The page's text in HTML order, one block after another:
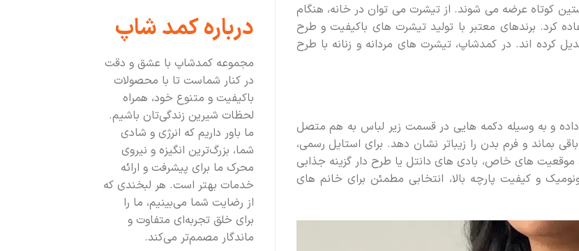
کوتاه عرضه می شوند. از تیشرت می توان در خانه، هنگام
کرد. برندهای معتبر با تولید تیشرت های باکیفیت و طرح
کرده اند. در کمدشاپ، تیشرت های مردانه و زنانه با طرح
و به وسیله دکمه هایی در قسمت زیر لباس به هم متصل
و فرم بدن را زیباتر نشان دهد. برای استایل رسمی،
های خاص، بادی های دانتل یا طرح دار گزینه جذابی
و کیفیت پارچه بالا، انتخابی مطمئن برای خانم های
درباره کمد شاپ
مجموعه کمدشاپ با عشق و دقت
در کنار شماست تا با محصولات
باکیفیت و متنوع خود، همراه
لحظات شیرین زندگی‌تان باشیم.
ما باور داریم که انرژی و شادی
شما، بزرگ‌ترین انگیزه و نیروی
محرک ما برای پیشرفت و ارائه
خدمات بهتر است. هر لبخندی که
از رضایت شما می‌بینیم، ما را
برای خلق تجربه‌ای متفاوت و
ماندگار مصمم‌تر می‌کند.